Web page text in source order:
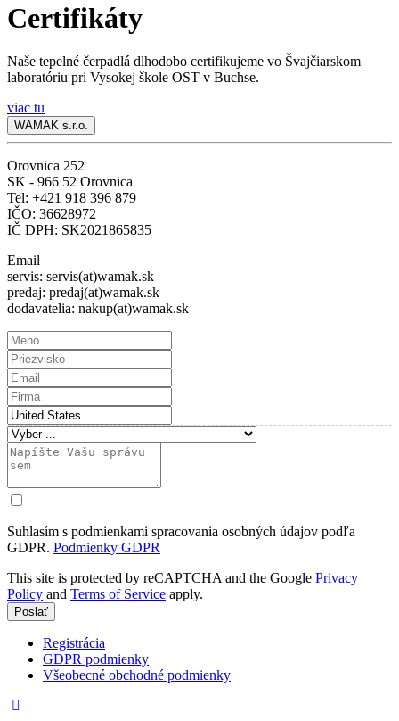
Certifikáty
Naše tepelné čerpadlá dlhodobo certifikujeme vo Švajčiarskom
laboratóriu pri Vysokej škole OST v Buchse.
viac tu
WAMAK s.r.o.
Orovnica 252
SK - 966 52 Orovnica
Tel: +421 918 396 879
IČO: 36628972
IČ DPH: SK2021865835
Email
servis: servis(at)wamak.sk
predaj: predaj(at)wamak.sk
dodavatelia: nakup(at)wamak.sk
Suhlasím s podmienkami spracovania osobných údajov podľa
GDPR. Podmienky GDPR
This site is protected by reCAPTCHA and the Google Privacy
Policy and Terms of Service apply.
Poslať
Registrácia
GDPR podmienky
Všeobecné obchodné podmienky